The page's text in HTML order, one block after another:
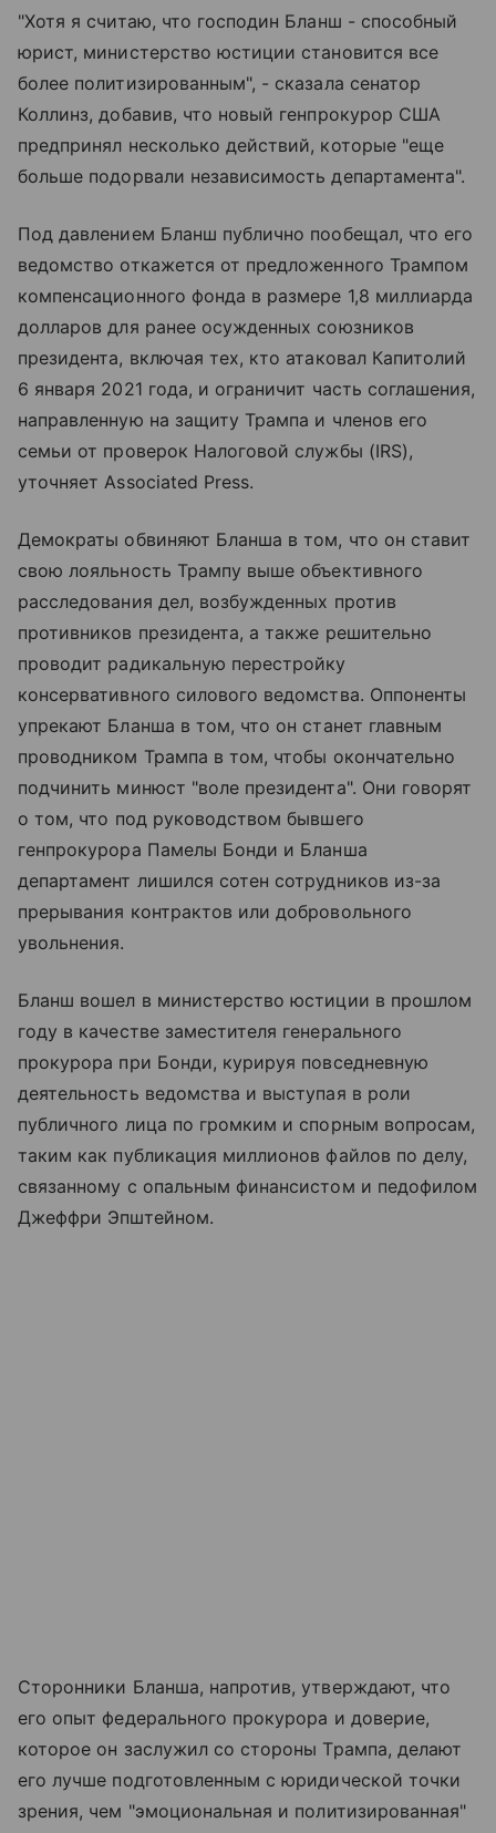
"Хотя я считаю, что господин Бланш - способный
юрист, министерство юстиции становится все
более политизированным", - сказала сенатор
Коллинз, добавив, что новый генпрокурор США
предпринял несколько действий, которые "еще
больше подорвали независимость департамента".
Под давлением Бланш публично пообещал, что его
ведомство откажется от предложенного Трампом
компенсационного фонда в размере 1,8 миллиарда
долларов для ранее осужденных союзников
президента, включая тех, кто атаковал Капитолий
6 января 2021 года, и ограничит часть соглашения,
направленную на защиту Трампа и членов его
семьи от проверок Налоговой службы (IRS),
уточняет Associated Press.
Демократы обвиняют Бланша в том, что он ставит
свою лояльность Трампу выше объективного
расследования дел, возбужденных против
противников президента, а также решительно
проводит радикальную перестройку
консервативного силового ведомства. Оппоненты
упрекают Бланша в том, что он станет главным
проводником Трампа в том, чтобы окончательно
подчинить минюст "воле президента". Они говорят
о том, что под руководством бывшего
генпрокурора Памелы Бонди и Бланша
департамент лишился сотен сотрудников из-за
прерывания контрактов или добровольного
увольнения.
Бланш вошел в министерство юстиции в прошлом
году в качестве заместителя генерального
прокурора при Бонди, курируя повседневную
деятельность ведомства и выступая в роли
публичного лица по громким и спорным вопросам,
таким как публикация миллионов файлов по делу,
связанному с опальным финансистом и педофилом
Джеффри Эпштейном.
Сторонники Бланша, напротив, утверждают, что
его опыт федерального прокурора и доверие,
которое он заслужил со стороны Трампа, делают
его лучше подготовленным с юридической точки
зрения, чем "эмоциональная и политизированная"